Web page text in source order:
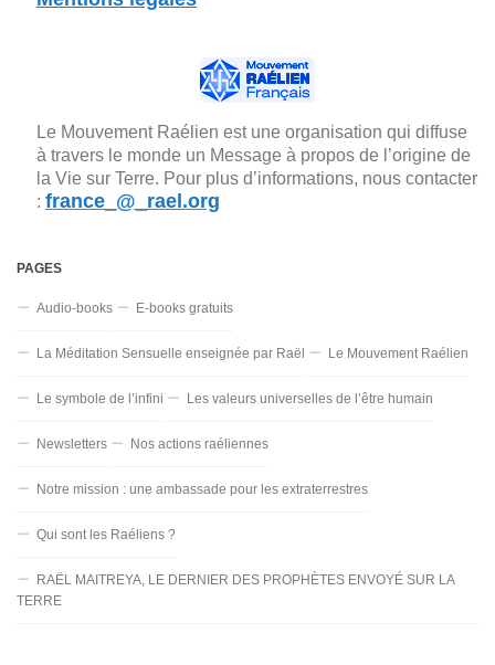
Le Mouvement Raélien est une organisation qui diffuse
à travers le monde un Message à propos de l’origine de
la Vie sur Terre. Pour plus d’informations, nous contacter
: france_@_rael.org
PAGES
Audio-books E-books gratuits
La Méditation Sensuelle enseignée par Raël Le Mouvement Raélien
Le symbole de l’infini Les valeurs universelles de l’être humain
Newsletters Nos actions raéliennes
Notre mission : une ambassade pour les extraterrestres
Qui sont les Raéliens ?
RAËL MAITREYA, LE DERNIER DES PROPHÈTES ENVOYÉ SUR LA
TERRE